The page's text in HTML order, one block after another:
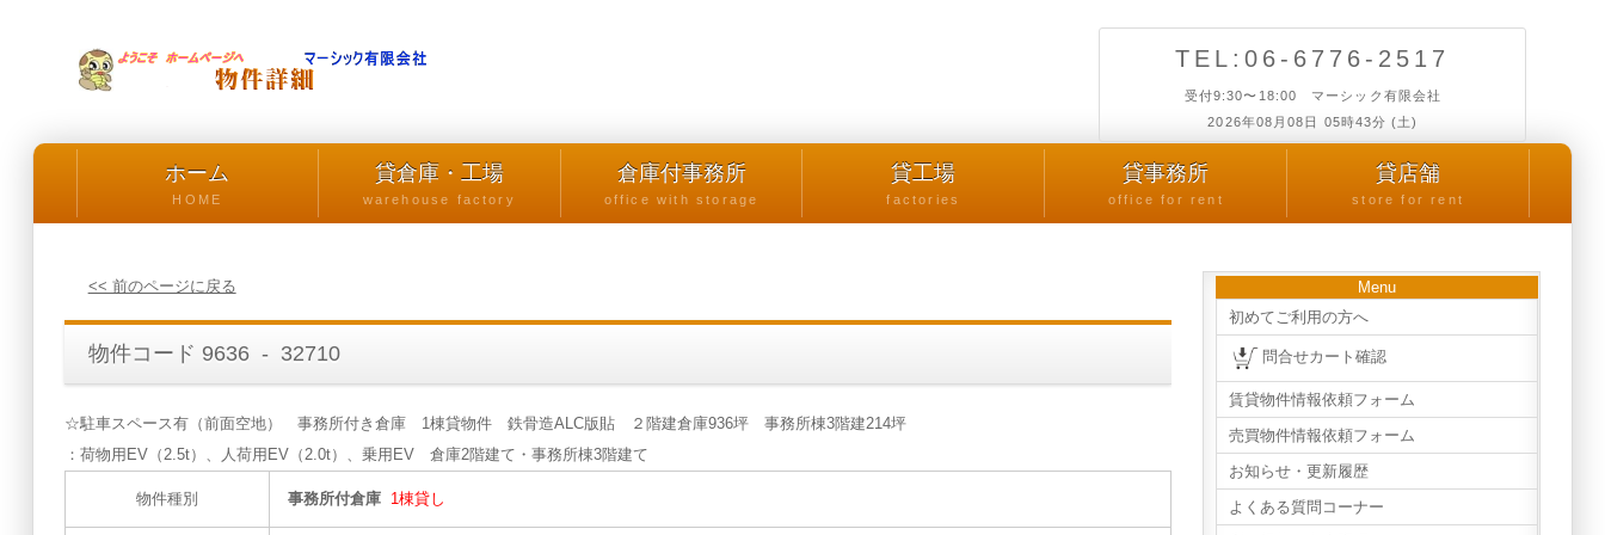
TEL:06-6776-2517
受付9:30〜18:00 マーシック有限会社
2026年08月08日 05時43分 (土)
ホーム
HOME
貸倉庫・工場
warehouse factory
倉庫付事務所
office with storage
貸工場
factories
貸事務所
office for rent
貸店舗
store for rent
<< 前のページに戻る
物件コード 9636 - 32710
☆駐車スペース有（前面空地） 事務所付き倉庫 1棟貸物件 鉄骨造ALC版貼 ２階建倉庫936坪 事務所棟3階建214坪
：荷物用EV（2.5t）、人荷用EV（2.0t）、乗用EV 倉庫2階建て・事務所棟3階建て
物件種別 事務所付倉庫 1棟貸し
Menu
初めてご利用の方へ
問合せカート確認
賃貸物件情報依頼フォーム
売買物件情報依頼フォーム
お知らせ・更新履歴
よくある質問コーナー